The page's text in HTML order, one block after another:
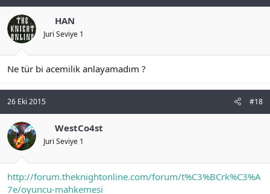
HAN
Juri Seviye 1
Ne tür bi acemilik anlayamadım ?
26 Eki 2015 #18
WestCo4st
Juri Seviye 1
http://forum.theknightonline.com/forum/t%C3%BCrk%C3%A
7e/oyuncu-mahkemesi